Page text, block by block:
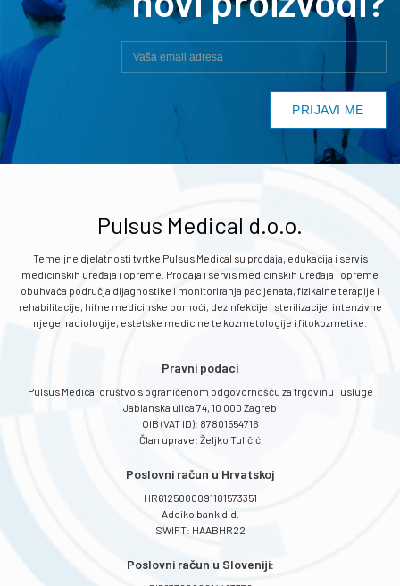
Pulsus Medical d.o.o.
Temeljne djelatnosti tvrtke Pulsus Medical su prodaja, edukacija i servis
medicinskih uređaja i opreme. Prodaja i servis medicinskih uređaja i opreme
obuhvaća područja dijagnostike i monitoriranja pacijenata, fizikalne terapije i
rehabilitacije, hitne medicinske pomoći, dezinfekcije i sterilizacije, intenzivne
njege, radiologije, estetske medicine te kozmetologije i fitokozmetike.
Pravni podaci
Pulsus Medical društvo s ograničenom odgovornošću za trgovinu i usluge
Jablanska ulica 74, 10 000 Zagreb
OIB (VAT ID): 87801554716
Član uprave: Željko Tuličić
Poslovni račun u Hrvatskoj
HR6125000091101573351
Addiko bank d.d.
SWIFT: HAABHR22
Poslovni račun u Sloveniji: